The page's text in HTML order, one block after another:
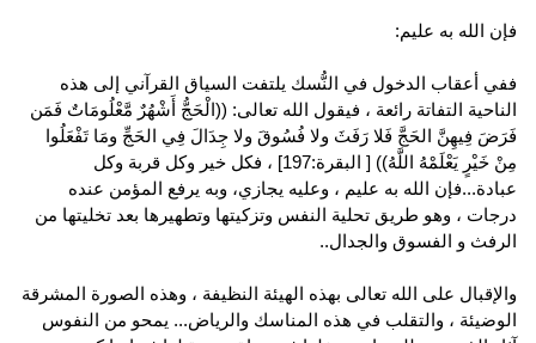
فإن الله به عليم:
ففي أعقاب الدخول في النُّسك يلتفت السياق القرآني إلى هذه
الناحية التفاتة رائعة ، فيقول الله تعالى: ((الْحَجُّ أَشْهُرٌ مَّعْلُومَاتٌ فَمَن
فَرَضَ فِيهِنَّ الحَجَّ فَلا رَفَثَ ولا فُسُوقَ ولا جِدَالَ فِي الحَجِّ ومَا تَفْعَلُوا
مِنْ خَيْرٍ يَعْلَمْهُ اللَّهُ)) [ البقرة:197] ، فكل خير وكل قربة وكل
عبادة...فإن الله به عليم ، وعليه يجازي، وبه يرفع المؤمن عنده
درجات ، وهو طريق تحلية النفس وتزكيتها وتطهيرها بعد تخليتها من
الرفث و الفسوق والجدال..
والإقبال على الله تعالى بهذه الهيئة النظيفة ، وهذه الصورة المشرقة
الوضيئة ، والتقلب في هذه المناسك والرياض... يمحو من النفوس